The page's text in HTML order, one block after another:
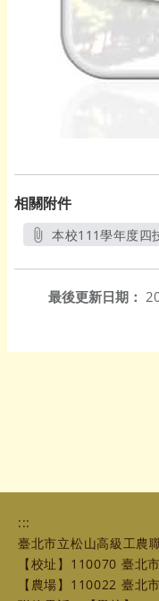
相關附件
本校111學年度四
最後更新日期：
:::
臺北市立松山高級工農
【校址】110070 臺北
【農場】110022 臺北